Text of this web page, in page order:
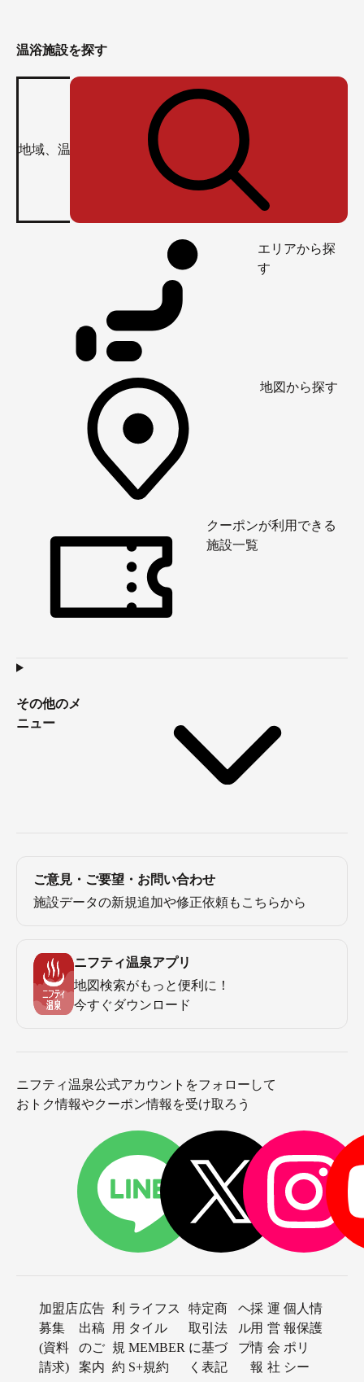
温浴施設を探す
エリアから探
す
地図から探す
クーポンが利用できる
施設一覧
その他のメ
ニュー
ご意見・ご要望・お問い合わせ
施設データの新規追加や修正依頼もこちらから
ニフティ温泉アプリ
地図検索がもっと便利に！
今すぐダウンロード
ニフティ温泉公式アカウントをフォローして
おトク情報やクーポン情報を受け取ろう
加盟店
募集
(資料
請求)
広告
出稿
のご
案内
利
用
規
約
ライフス
タイル
MEMBER
S+規約
特定商
取引法
に基づ
く表記
ヘ
ル
プ
採
用
情
報
運
営
会
社
個人情
報保護
ポリ
シー